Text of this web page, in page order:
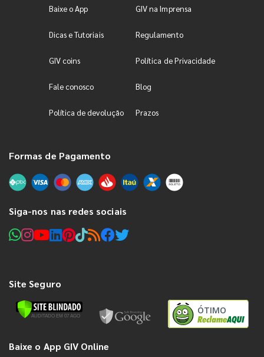
Baixe o App GIV na Imprensa
Dicas e Tutoriais Regulamento
GIV coins Política de Privacidade
Fale conosco Blog
Política de devolução Prazos
Formas de Pagamento
Siga-nos nas redes sociais
Site Seguro
ÓTIMO
Baixe o App GIV Online